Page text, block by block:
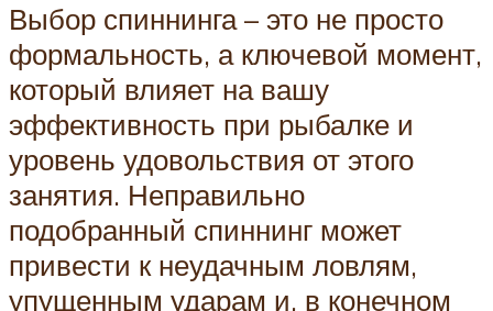
Выбор спиннинга – это не просто
формальность, а ключевой момент,
который влияет на вашу
эффективность при рыбалке и
уровень удовольствия от этого
занятия. Неправильно
подобранный спиннинг может
привести к неудачным ловлям,
упущенным ударам и, в конечном